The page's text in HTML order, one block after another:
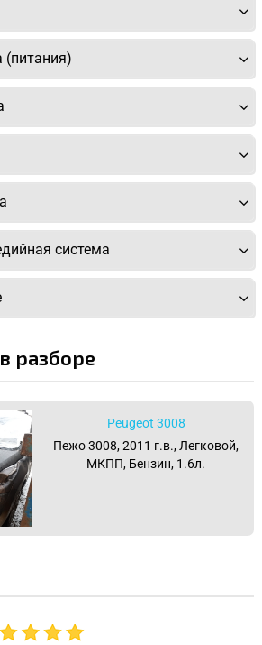
(питания)
система
разборе
Peugeot 3008
Пежо 3008, 2011 г.в., Легковой,
МКПП, Бензин, 1.6л.